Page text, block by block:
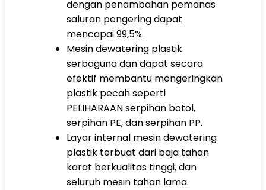
dengan penambahan pemanas
saluran pengering dapat
mencapai 99,5%.
Mesin dewatering plastik
serbaguna dan dapat secara
efektif membantu mengeringkan
plastik pecah seperti
PELIHARAANserpihan botol,
serpihan PE, dan serpihan PP.
Layar internal mesin dewatering
plastik terbuat dari baja tahan
karat berkualitas tinggi, dan
seluruh mesin tahan lama.